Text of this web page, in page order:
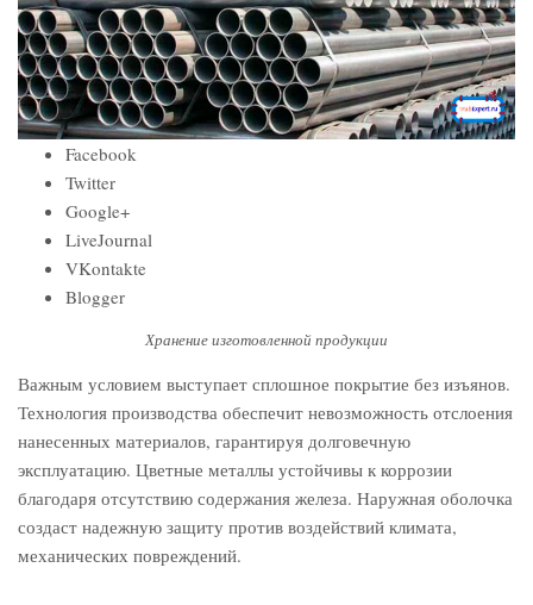
Facebook
Twitter
Google+
LiveJournal
VKontakte
Blogger
Хранение изготовленной продукции
Важным условием выступает сплошное покрытие без изъянов.
Технология производства обеспечит невозможность отслоения
нанесенных материалов, гарантируя долговечную
эксплуатацию. Цветные металлы устойчивы к коррозии
благодаря отсутствию содержания железа. Наружная оболочка
создаст надежную защиту против воздействий климата,
механических повреждений.